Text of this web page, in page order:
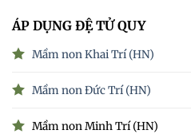
ÁP DỤNG ĐỆ TỬ QUY
Mầm non Khai Trí (HN)
Mầm non Đức Trí (HN)
Mầm non Minh Trí (HN)